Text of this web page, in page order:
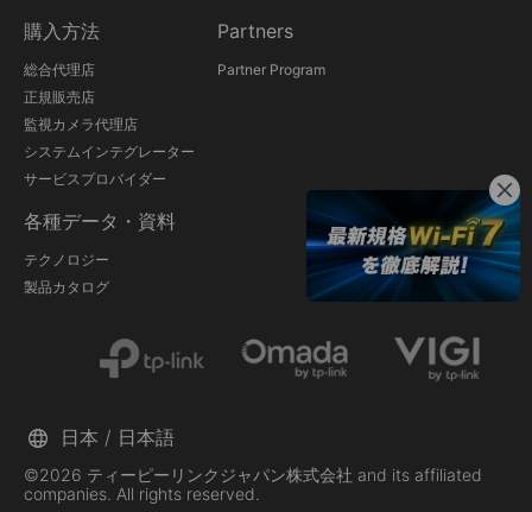
購入方法
総合代理店
正規販売店
監視カメラ代理店
システムインテグレーター
サービスプロバイダー
Partners
Partner Program
各種データ・資料
テクノロジー
製品カタログ
©2026 ティーピーリンクジャパン株式会社 and its affiliated
companies. All rights reserved.
日本 / 日本語